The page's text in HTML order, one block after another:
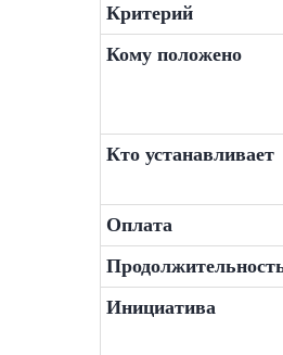
Критерий
Кому положено
Кто устанавливает
Оплата
Инициатива